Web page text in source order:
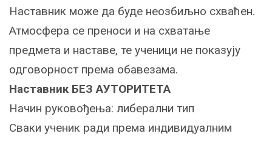
Наставник може да буде неозбиљно схваћен.
Атмосфера се преноси и на схватање
предмета и наставе, те ученици не показују
одговорност према обавезама.
Наставник БЕЗ АУТОРИТЕТА
Начин руковођења: либерални тип
Сваки ученик ради према индивидуалним